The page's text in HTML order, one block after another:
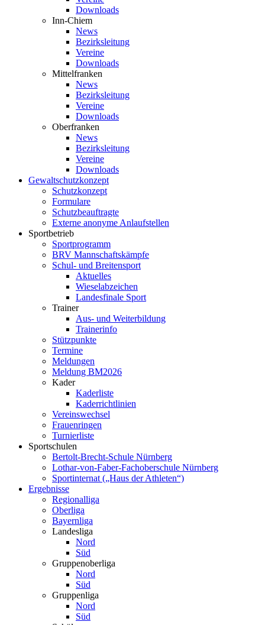
Downloads
Inn-Chiem
News
Bezirksleitung
Vereine
Downloads
Mittelfranken
News
Bezirksleitung
Vereine
Downloads
Oberfranken
News
Bezirksleitung
Vereine
Downloads
Gewaltschutzkonzept
Schutzkonzept
Formulare
Schutzbeauftragte
Externe anonyme Anlaufstellen
Sportbetrieb
Sportprogramm
BRV Mannschaftskämpfe
Schul- und Breitensport
Aktuelles
Wieselabzeichen
Landesfinale Sport
Trainer
Aus- und Weiterbildung
Trainerinfo
Stützpunkte
Termine
Meldungen
Meldung BM2026
Kader
Kaderliste
Kaderrichtlinien
Vereinswechsel
Frauenringen
Turnierliste
Sportschulen
Bertolt-Brecht-Schule Nürnberg
Lothar-von-Faber-Fachoberschule Nürnberg
Sportinternat („Haus der Athleten“)
Ergebnisse
Regionalliga
Oberliga
Bayernliga
Landesliga
Nord
Süd
Gruppenoberliga
Nord
Süd
Gruppenliga
Nord
Süd